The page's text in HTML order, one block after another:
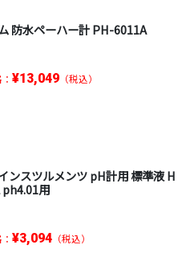
防水ペーハー計 PH-6011A
¥13,049（税込）
ンスツルメンツ pH計用 標準液 H
用
¥3,094（税込）